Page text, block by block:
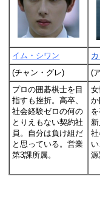
イム・シワン
(チャン・グレ)
(
プロの囲碁棋士を目
指すも挫折。高卒、
社会経験ゼロの何の
とりえもない契約社
員。自分は負け組だ
と思っている。営業
第3課所属。
源